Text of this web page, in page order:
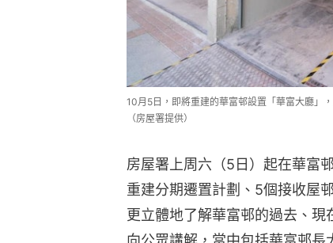
10月5日，即將重建的華富邨設置「華富大廳」
（房屋署提供）
房屋署上周六（5日）起在華富
重建分期遷置計劃、5個接收屋
更立體地了解華富邨的過去、